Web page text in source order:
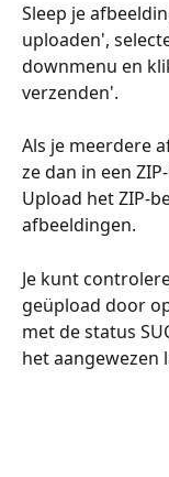
Sleep je
uploaden',
downmenu en
verzenden'.
Als je meerdere
ze dan in een
Upload het ZIP-
afbeeldingen.
Je kunt
geüpload door
met de status
het aangewezen